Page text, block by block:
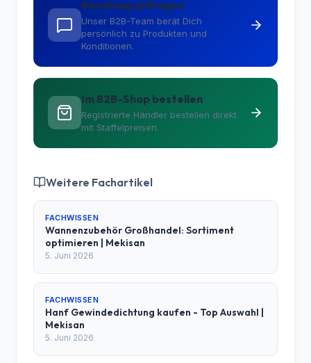
Beratung anfragen
Unser B2B-Team berät Dich
persönlich zu Produkten und
Konditionen.
Im B2B-Shop bestellen
Registrierte Händler bestellen direkt
mit Staffelpreisen.
Weitere Fachartikel
FACHWISSEN
Wannenzubehör Großhandel: Sortiment
optimieren | Mekisan
5. Juni 2026
FACHWISSEN
Hanf Gewindedichtung kaufen - Top Auswahl |
Mekisan
5. Juni 2026